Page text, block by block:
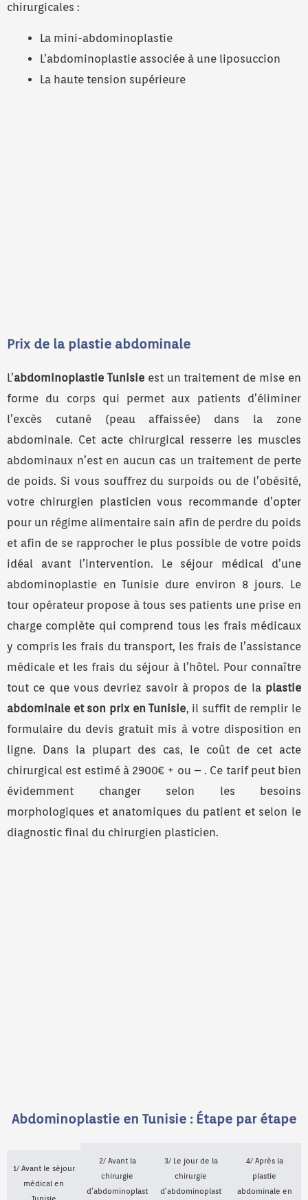
chirurgicales :
La mini-abdominoplastie
L’abdominoplastie associée à une liposuccion
La haute tension supérieure
Prix de la plastie abdominale
L’abdominoplastie Tunisieest un traitement de mise en
forme du corps qui permet aux patients d’éliminer
l’excès cutané (peau affaissée) dans la zone
abdominale. Cet acte chirurgical resserre les muscles
abdominaux n’est en aucun cas un traitement de perte
de poids. Si vous souffrez du surpoids ou de l’obésité,
votre chirurgien plasticien vous recommande d’opter
pour un régime alimentaire sain afin de perdre du poids
et afin de se rapprocher le plus possible de votre poids
idéal avant l’intervention. Le séjour médical d’une
abdominoplastie en Tunisie dure environ 8 jours. Le
tour opérateur propose à tous ses patients une prise en
charge complète qui comprend tous les frais médicaux
y compris les frais du transport, les frais de l’assistance
médicale et les frais du séjour à l’hôtel. Pour connaître
tout ce que vous devriez savoir à propos de la plastie
abdominale et son prix en Tunisie, il suffit de remplir le
formulaire du devis gratuit mis à votre disposition en
ligne. Dans la plupart des cas, le coût de cet acte
chirurgical est estimé à 2900€ + ou – . Ce tarif peut bien
évidemment changer selon les besoins
morphologiques et anatomiques du patient et selon le
diagnostic final du chirurgien plasticien.
Abdominoplastie en Tunisie : Étape par étape
1/ Avant le séjour
médical en
2/ Avant la
chirurgie
d’abdominoplast
3/ Le jour de la
chirurgie
d’abdominoplast
4/ Après la
plastie
abdominale en